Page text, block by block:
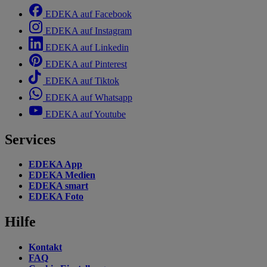
EDEKA auf Facebook
EDEKA auf Instagram
EDEKA auf Linkedin
EDEKA auf Pinterest
EDEKA auf Tiktok
EDEKA auf Whatsapp
EDEKA auf Youtube
Services
EDEKA App
EDEKA Medien
EDEKA smart
EDEKA Foto
Hilfe
Kontakt
FAQ